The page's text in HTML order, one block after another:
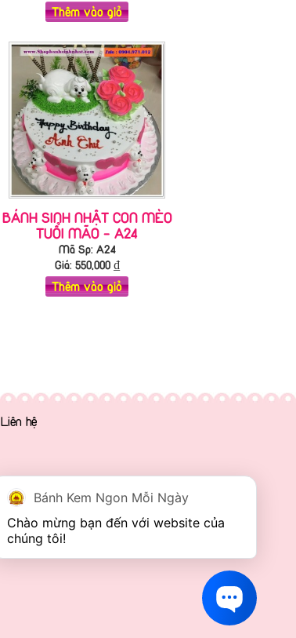
Thêm vào giỏ
BÁNH SINH NHẬT CON MÈO
TUỔI MÃO - A24
Mã Sp: A24
Giá: 550,000₫
Thêm vào giỏ
Liên hệ
Bánh Kem Ngon Mỗi Ngày
Chào mừng bạn đến với website của
chúng tôi!